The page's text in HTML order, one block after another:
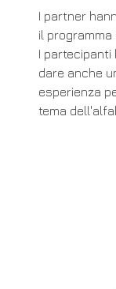
I partner
il
I
dare anche
esperienza
tema